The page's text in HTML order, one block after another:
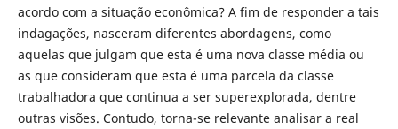
acordo com a situação econômica? A fim de responder a tais
indagações, nasceram diferentes abordagens, como
aquelas que julgam que esta é uma nova classe média ou
as que consideram que esta é uma parcela da classe
trabalhadora que continua a ser superexplorada, dentre
outras visões. Contudo, torna-se relevante analisar a real